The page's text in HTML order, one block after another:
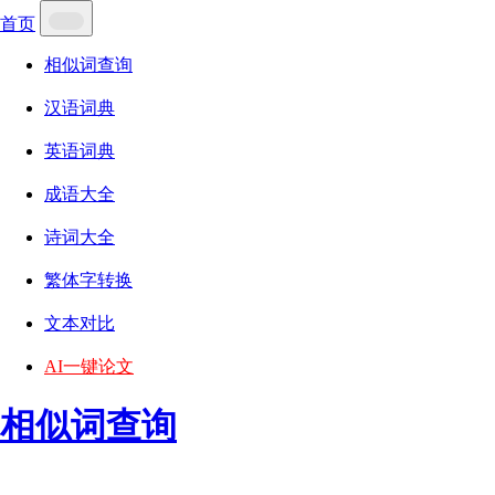
首页
相似词查询
汉语词典
英语词典
成语大全
诗词大全
繁体字转换
文本对比
AI一键论文
相似词查询